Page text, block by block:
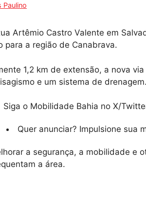
Paulino
Artêmio Castro Valente em
para a região de Canabrava.
1,2 km de extensão, a nova
e um sistema de drenagem.
Siga o Mobilidade Bahia no X/
Quer anunciar? Impulsione sua
a segurança, a mobilidade e
a área.